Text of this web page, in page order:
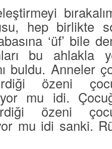
hep birlikte
‘üf’ bile
bu ahlakla
buldu. Anneler
özeni
mu idi.
özeni
mu idi sanki.